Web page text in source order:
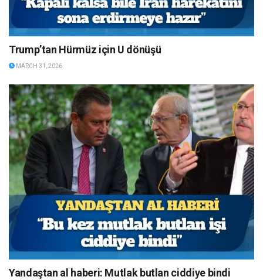
Trump’tan Hürmüz için U dönüşü
MARCH 31, 2026
Yandaştan al haberi: Mutlak butlan ciddiye bindi